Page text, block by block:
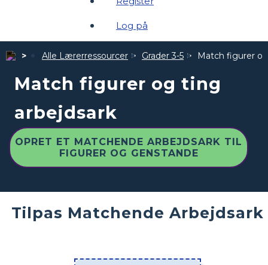
Log på
Alle Lærerressourcer Grader 3-5 Match figurer
Match figurer og ting
arbejdsark
OPRET ET MATCHENDE ARBEJDSARK TIL
FIGURER OG GENSTANDE
Tilpas Matchende Arbejdsark